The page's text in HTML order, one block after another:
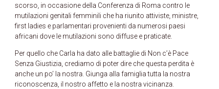
scorso, in occasione della Conferenza di Roma contro le
mutilazioni genitali femminili che ha riunito attiviste, ministre,
first ladies e parlamentari provenienti da numerosi paesi
africani dove le mutilazioni sono diffuse e praticate.
Per quello che Carla ha dato alle battaglie di Non c’è Pace
Senza Giustizia, crediamo di poter dire che questa perdita è
anche un po’ la nostra. Giunga alla famiglia tutta la nostra
riconoscenza, il nostro affetto e la nostra vicinanza.